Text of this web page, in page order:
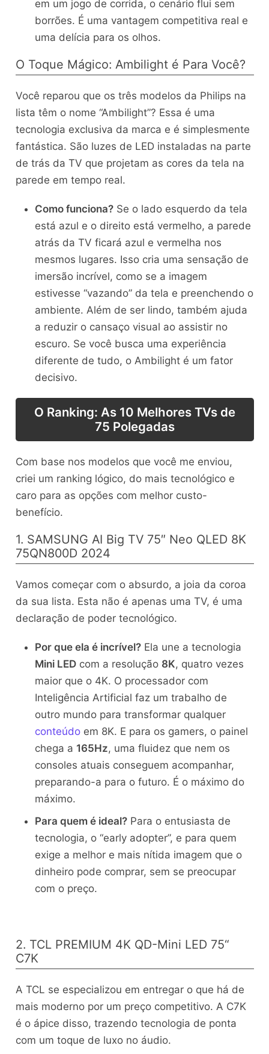
em um jogo de corrida, o cenário flui sem
borrões. É uma vantagem competitiva real e
uma delícia para os olhos.
O Toque Mágico: Ambilight é Para Você?
Você reparou que os três modelos da Philips na
lista têm o nome “Ambilight”? Essa é uma
tecnologia exclusiva da marca e é simplesmente
fantástica. São luzes de LED instaladas na parte
de trás da TV que projetam as cores da tela na
parede em tempo real.
Como funciona?Se o lado esquerdo da tela
está azul e o direito está vermelho, a parede
atrás da TV ficará azul e vermelha nos
mesmos lugares. Isso cria uma sensação de
imersão incrível, como se a imagem
estivesse “vazando” da tela e preenchendo o
ambiente. Além de ser lindo, também ajuda
a reduzir o cansaço visual ao assistir no
escuro. Se você busca uma experiência
diferente de tudo, o Ambilight é um fator
decisivo.
O Ranking: As 10 Melhores TVs de
75 Polegadas
Com base nos modelos que você me enviou,
criei um ranking lógico, do mais tecnológico e
caro para as opções com melhor custo-
benefício.
1. SAMSUNG AI Big TV 75″ Neo QLED 8K
75QN800D 2024
Vamos começar com o absurdo, a joia da coroa
da sua lista. Esta não é apenas uma TV, é uma
declaração de poder tecnológico.
Por que ela é incrível?Ela une a tecnologia
Mini LEDcom a resolução 8K, quatro vezes
maior que o 4K. O processador com
Inteligência Artificial faz um trabalho de
outro mundo para transformar qualquer
conteúdoem 8K. E para os gamers, o painel
chega a 165Hz, uma fluidez que nem os
consoles atuais conseguem acompanhar,
preparando-a para o futuro. É o máximo do
máximo.
Para quem é ideal?Para o entusiasta de
tecnologia, o “early adopter”, e para quem
exige a melhor e mais nítida imagem que o
dinheiro pode comprar, sem se preocupar
com o preço.
2. TCL PREMIUM 4K QD-Mini LED 75“
C7K
A TCL se especializou em entregar o que há de
mais moderno por um preço competitivo. A C7K
é o ápice disso, trazendo tecnologia de ponta
com um toque de luxo no áudio.